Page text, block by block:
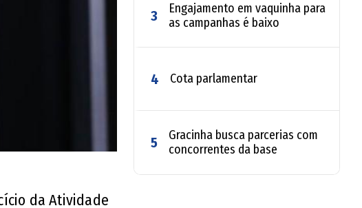
da Atividade
3
Engajamento em vaquinha para
as campanhas é baixo
4 Cota parlamentar
5
Gracinha busca parcerias com
concorrentes da base